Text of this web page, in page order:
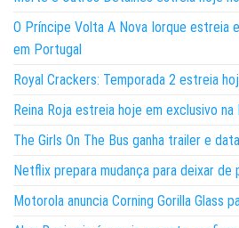
O Príncipe Volta A Nova Iorque estreia
em Portugal
Royal Crackers: Temporada 2 estreia
Reina Roja estreia hoje em exclusivo na
The Girls On The Bus ganha trailer e
Netflix prepara mudança para deixar de
Motorola anuncia Corning Gorilla Glass